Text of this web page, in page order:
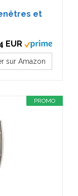
et
EUR
sur Amazon
PROMO